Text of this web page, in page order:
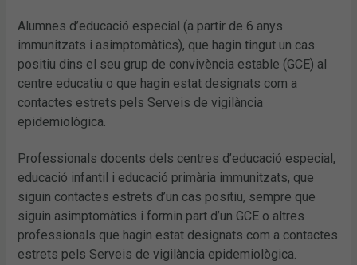
Alumnes d’educació especial (a partir de 6 anys
immunitzats i asimptomàtics), que hagin tingut un cas
positiu dins el seu grup de convivència estable (GCE) al
centre educatiu o que hagin estat designats com a
contactes estrets pels Serveis de vigilància
epidemiològica.
Professionals docents dels centres d’educació especial,
educació infantil i educació primària immunitzats, que
siguin contactes estrets d’un cas positiu, sempre que
siguin asimptomàtics i formin part d’un GCE o altres
professionals que hagin estat designats com a contactes
estrets pels Serveis de vigilància epidemiològica.